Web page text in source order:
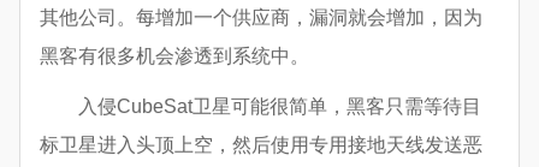
其他公司。每增加一个供应商，漏洞就会增加，因为
黑客有很多机会渗透到系统中。
入侵CubeSat卫星可能很简单，黑客只需等待目
标卫星进入头顶上空，然后使用专用接地天线发送恶